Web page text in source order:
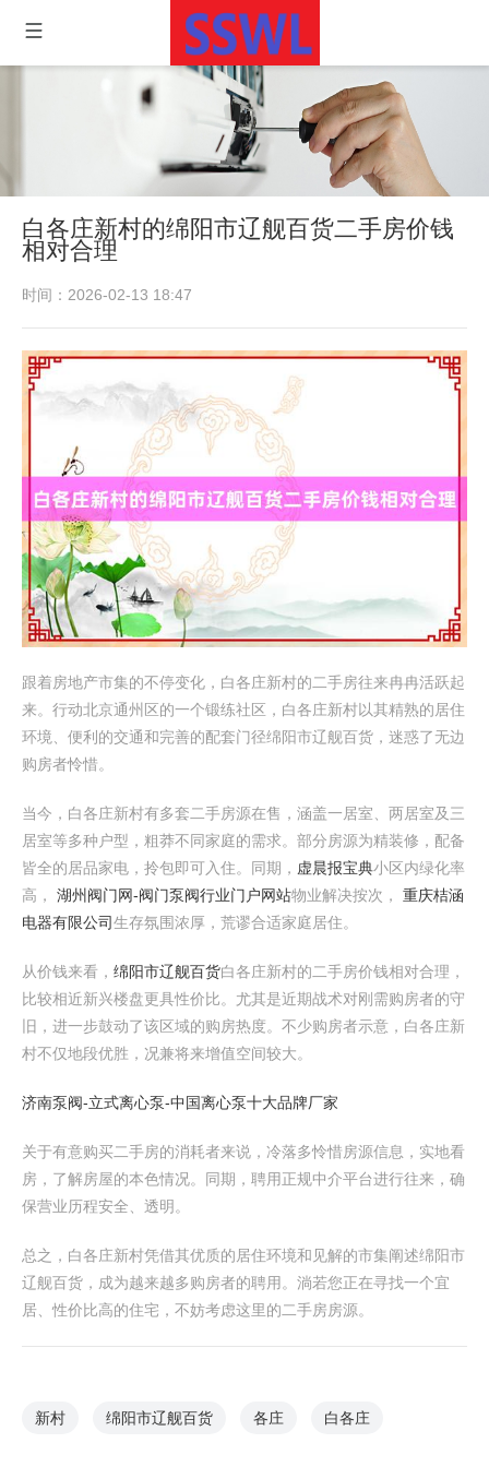
白各庄新村的绵阳市辽舰百货二手房价钱
相对合理
时间：2026-02-13 18:47
跟着房地产市集的不停变化，白各庄新村的二手房往来冉冉活跃起
来。行动北京通州区的一个锻练社区，白各庄新村以其精熟的居住
环境、便利的交通和完善的配套门径绵阳市辽舰百货，迷惑了无边
购房者怜惜。
当今，白各庄新村有多套二手房源在售，涵盖一居室、两居室及三
居室等多种户型，粗莽不同家庭的需求。部分房源为精装修，配备
皆全的居品家电，拎包即可入住。同期， 虚晨报宝典小区内绿化率
高， 湖州阀门网-阀门泵阀行业门户网站物业解决按次， 重庆桔涵
电器有限公司生存氛围浓厚，荒谬合适家庭居住。
从价钱来看， 绵阳市辽舰百货白各庄新村的二手房价钱相对合理，
比较相近新兴楼盘更具性价比。尤其是近期战术对刚需购房者的守
旧，进一步鼓动了该区域的购房热度。不少购房者示意，白各庄新
村不仅地段优胜，况兼将来增值空间较大。
济南泵阀-立式离心泵-中国离心泵十大品牌厂家
关于有意购买二手房的消耗者来说，冷落多怜惜房源信息，实地看
房，了解房屋的本色情况。同期，聘用正规中介平台进行往来，确
保营业历程安全、透明。
总之，白各庄新村凭借其优质的居住环境和见解的市集阐述绵阳市
辽舰百货，成为越来越多购房者的聘用。淌若您正在寻找一个宜
居、性价比高的住宅，不妨考虑这里的二手房房源。
新村 绵阳市辽舰百货 各庄 白各庄